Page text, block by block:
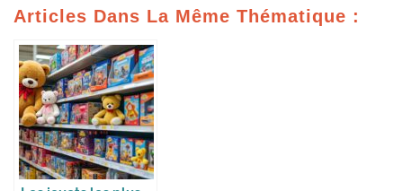
Articles Dans La Même Thématique :